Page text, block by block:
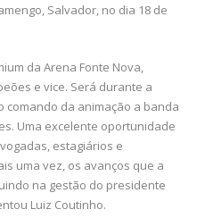
Salvador, no dia 18 de
da Arena Fonte Nova,
e vice. Será durante a
comando da animação a banda
Uma excelente oportunidade
estagiários e
uma vez, os avanços que a
na gestão do presidente
Luiz Coutinho.